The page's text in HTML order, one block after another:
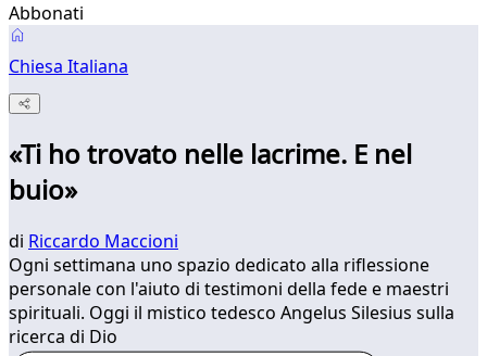
Abbonati
Chiesa Italiana
«Ti ho trovato nelle lacrime. E nel
buio»
di Riccardo Maccioni
Ogni settimana uno spazio dedicato alla riflessione
personale con l'aiuto di testimoni della fede e maestri
spirituali. Oggi il mistico tedesco Angelus Silesius sulla
ricerca di Dio